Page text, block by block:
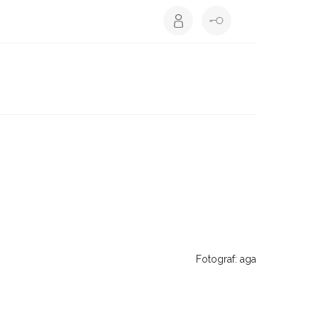
Fotograf: aga